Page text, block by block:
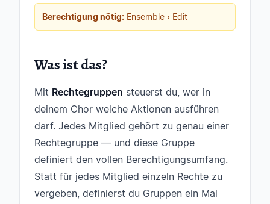
Berechtigung nötig: Ensemble › Edit
Was ist das?
Mit Rechtegruppen steuerst du, wer in
deinem Chor welche Aktionen ausführen
darf. Jedes Mitglied gehört zu genau einer
Rechtegruppe — und diese Gruppe
definiert den vollen Berechtigungsumfang.
Statt für jedes Mitglied einzeln Rechte zu
vergeben, definierst du Gruppen ein Mal